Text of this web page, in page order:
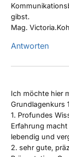
gibst.
Mag.
Antworten
Ich möchte hier
Grundlagenkurs
1. Profundes
Erfahrung
lebendig und
2. sehr gute,